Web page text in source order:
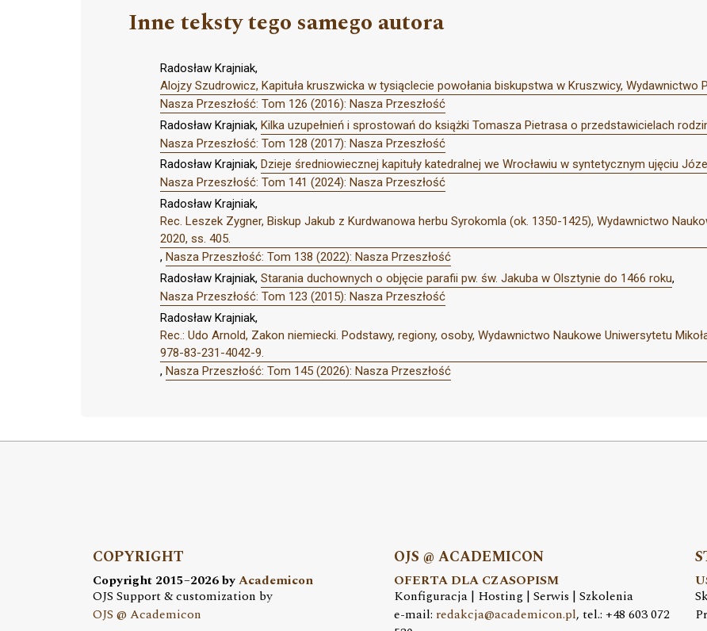
Inne teksty tego samego autora
Radosław Krajniak,
Alojzy Szudrowicz, Kapituła kruszwicka w tysiąclecie powołania biskupstwa w Kruszwicy, Wydawnictwo
Nasza Przeszłość: Tom 126 (2016): Nasza Przeszłość
Radosław Krajniak, Kilka uzupełnień i sprostowań do książki Tomasza Pietrasa o przedstawicielach
Nasza Przeszłość: Tom 128 (2017): Nasza Przeszłość
Radosław Krajniak, Dzieje średniowiecznej kapituły katedralnej we Wrocławiu w syntetycznym ujęciu
Nasza Przeszłość: Tom 141 (2024): Nasza Przeszłość
Radosław Krajniak,
Rec. Leszek Zygner, Biskup Jakub z Kurdwanowa herbu Syrokomla (ok. 1350-1425), Wydawnictwo
2020, ss. 405.
, Nasza Przeszłość: Tom 138 (2022): Nasza Przeszłość
Radosław Krajniak, Starania duchownych o objęcie parafii pw. św. Jakuba w Olsztynie do 1466 roku,
Nasza Przeszłość: Tom 123 (2015): Nasza Przeszłość
Radosław Krajniak,
Rec.: Udo Arnold, Zakon niemiecki. Podstawy, regiony, osoby, Wydawnictwo Naukowe Uniwersytetu
978-83-231-4042-9.
, Nasza Przeszłość: Tom 145 (2026): Nasza Przeszłość
COPYRIGHT
Copyright 2015–2026 byAcademicon
OJS Support & customization by
OJS @ Academicon
OJS @ ACADEMICON
OFERTA DLA CZASOPISM
Konfiguracja | Hosting | Serwis | Szkolenia
e-mail: redakcja@academicon.pl, tel.: +48 603 072